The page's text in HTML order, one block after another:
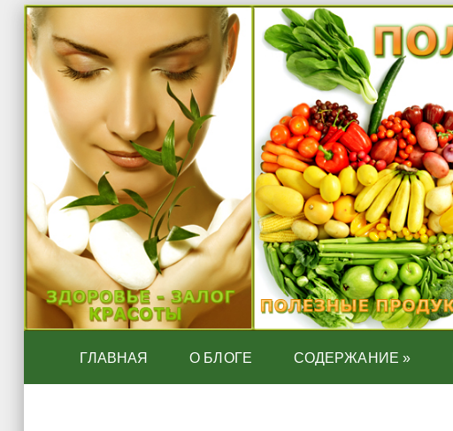
ГЛАВНАЯ О БЛОГЕ СОДЕРЖАНИЕ »